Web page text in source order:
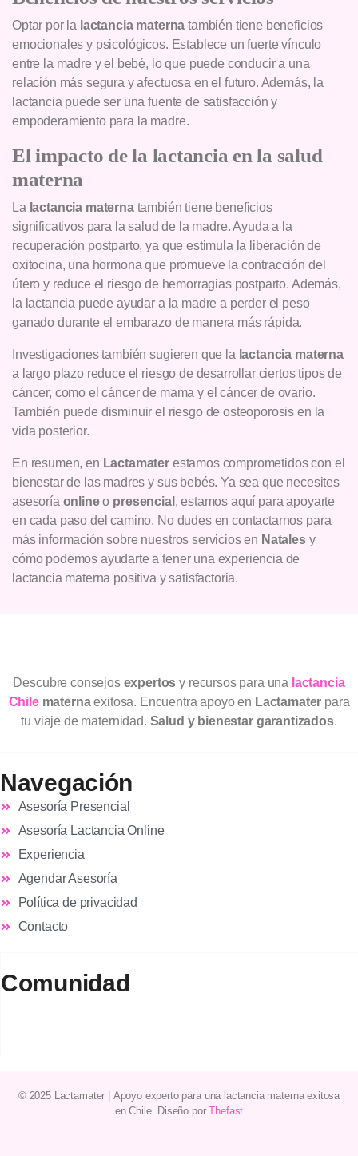
Optar por la lactancia materna también tiene beneficios
emocionales y psicológicos. Establece un fuerte vínculo
entre la madre y el bebé, lo que puede conducir a una
relación más segura y afectuosa en el futuro. Además, la
lactancia puede ser una fuente de satisfacción y
empoderamiento para la madre.
El impacto de la lactancia en la salud
materna
La lactancia maternatambién tiene beneficios
significativos para la salud de la madre. Ayuda a la
recuperación postparto, ya que estimula la liberación de
oxitocina, una hormona que promueve la contracción del
útero y reduce el riesgo de hemorragias postparto. Además,
la lactancia puede ayudar a la madre a perder el peso
ganado durante el embarazo de manera más rápida.
Investigaciones también sugieren que la lactancia materna
a largo plazo reduce el riesgo de desarrollar ciertos tipos de
cáncer, como el cáncer de mama y el cáncer de ovario.
También puede disminuir el riesgo de osteoporosis en la
vida posterior.
En resumen, en Lactamater estamos comprometidos con el
bienestar de las madres y sus bebés. Ya sea que necesites
asesoría onlineo presencial , estamos aquí para apoyarte
en cada paso del camino. No dudes en contactarnos para
más información sobre nuestros servicios en Natalesy
cómo podemos ayudarte a tener una experiencia de
lactancia materna positiva y satisfactoria.
Descubre consejos expertos y recursos para una lactancia
Chilematernaexitosa. Encuentra apoyo en Lactamater para
tu viaje de maternidad. Salud y bienestar garantizados.
Navegación
Asesoría Presencial
Asesoría Lactancia Online
Experiencia
Agendar Asesoría
Política de privacidad
Contacto
Comunidad
© 2025 Lactamater Apoyo expertopara una lactancia maternaexitosa
enChile. Diseño porThefast